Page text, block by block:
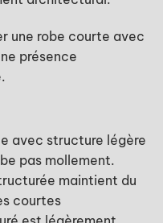
une robe courte avec
présence
avec structure légère
pas mollement.
maintient du
courtes